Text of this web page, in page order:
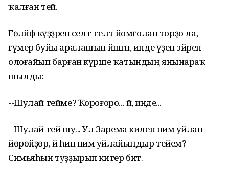
ҡалған тей.
Гөләйфә күҙҙәрен селт-селт йомғолап торҙо ла,
ғүмер буйы аралашып йәшәгән, инде үҙенә эйәреп
олоғайып барған күрше ҡатындың янынараҡ
шылды:
--Шулай тейме? Ҡороғоро... йә, инде...
--Шулай тей шу... Ул Зарема килен нимә уйлап
йөрөйҙөр, йә һин нимә уйлайыңдыр тейем?
Симьяһын туҙҙырып китер бит.